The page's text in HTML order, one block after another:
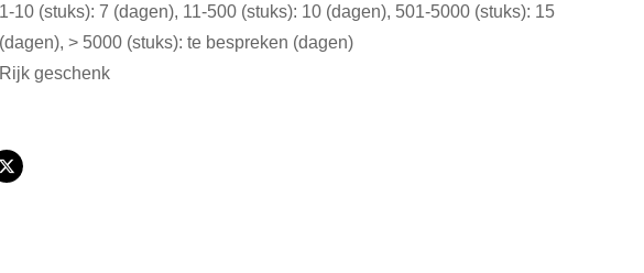
1-10 (stuks): 7 (dagen), 11-500 (stuks): 10 (dagen), 501-5000 (stuks): 15
(dagen), > 5000 (stuks): te bespreken (dagen)
Rijk geschenk